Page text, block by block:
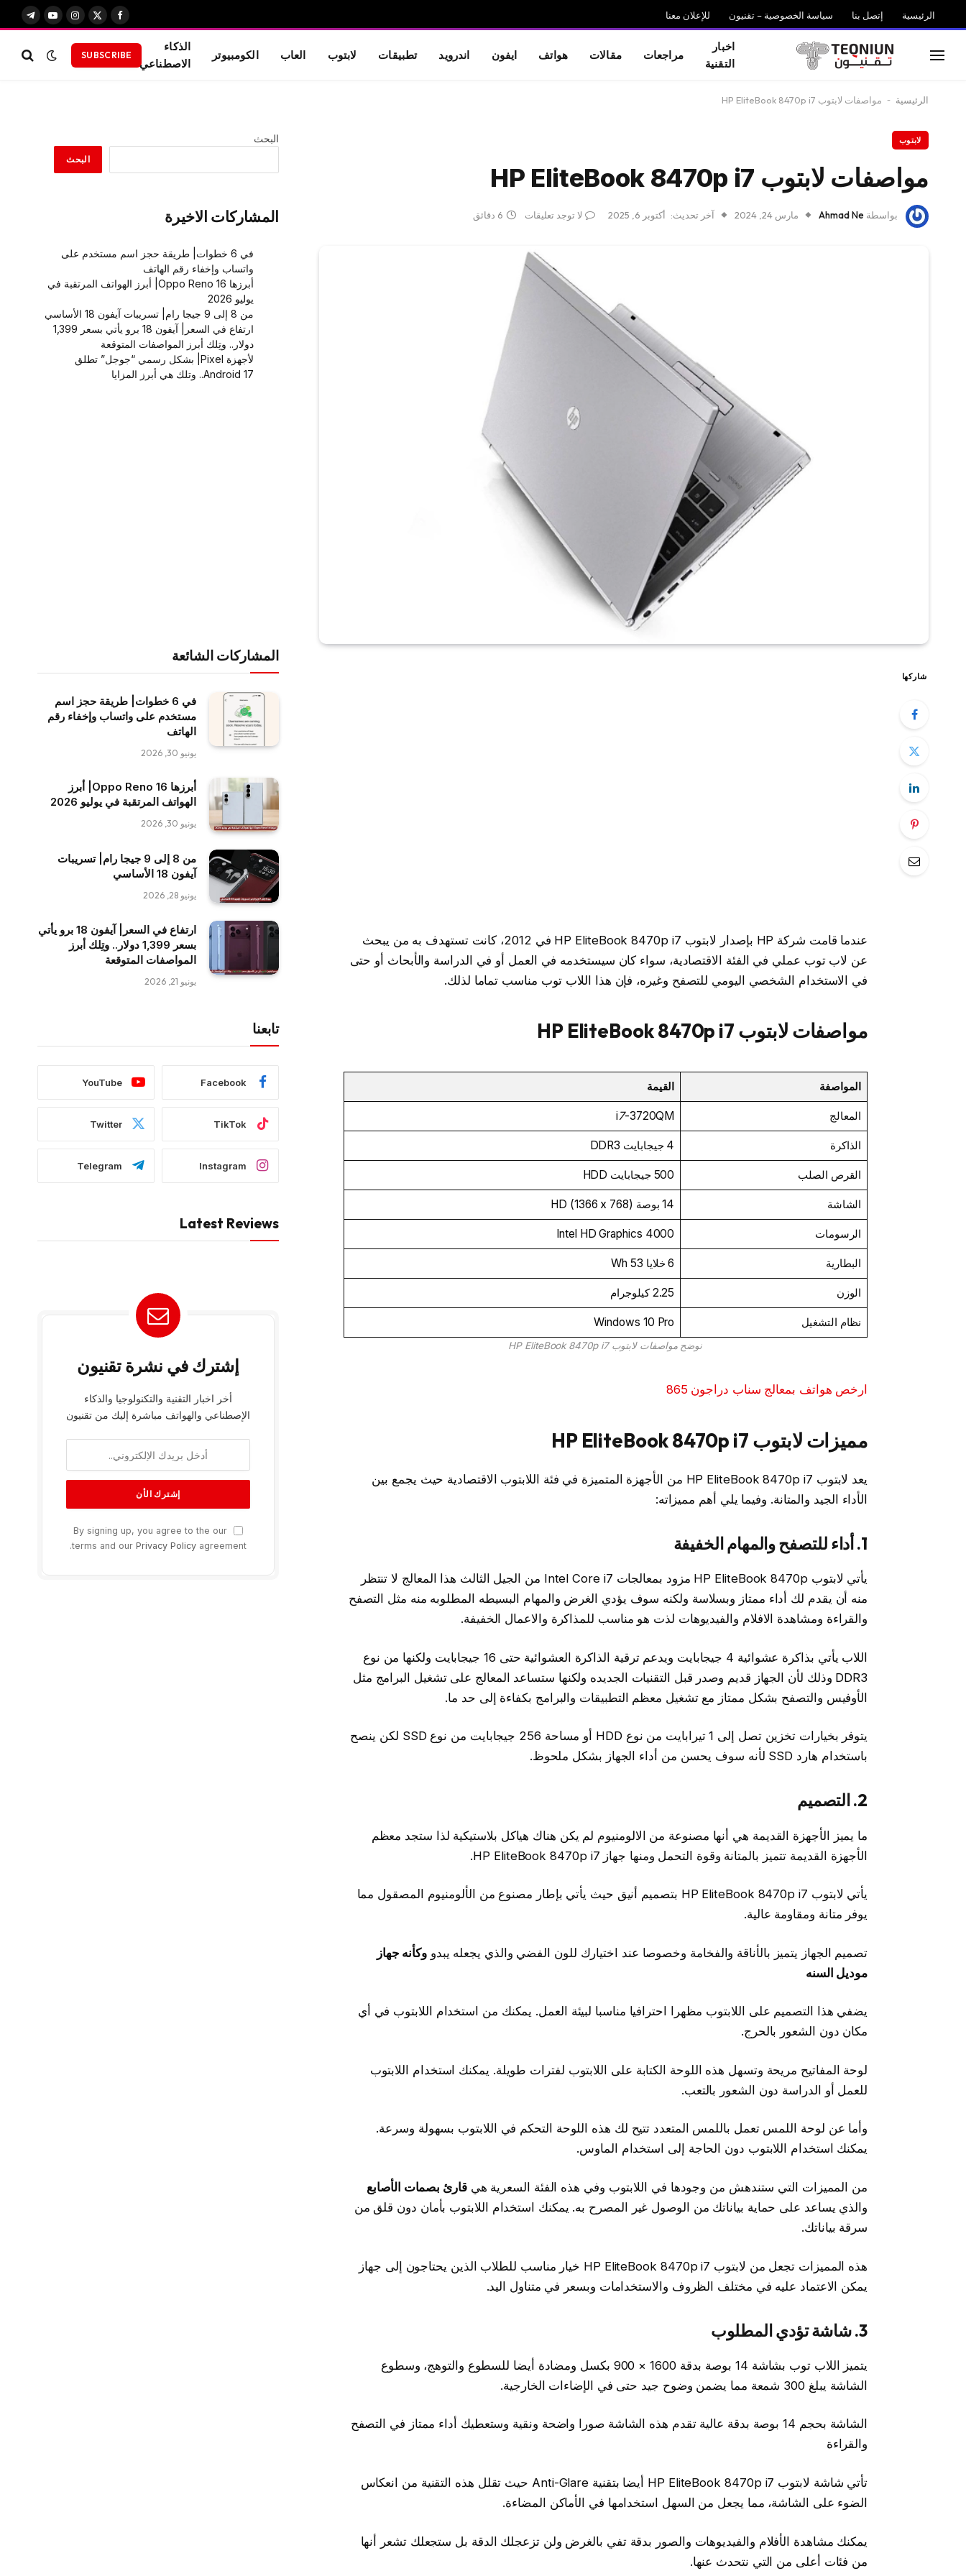
الرئيسية إتصل بنا سياسة الخصوصية – تقنيون للإعلان معنا
فيسبوك
X
الانستغرام
يوتيوبتيلقرام
اخبار
التقنية
مراجعات مقالات هواتف ايفون اندرويد تطبيقات لابتوب العاب الكومبيوتر
الذكاء
الاصطناعي
SUBSCRIBE
الرئيسية - مواصفات لابتوب HP EliteBook 8470p i7
لابتوب
مواصفات لابتوب HP EliteBook 8470p i7
بواسطة Ahmad Ne مارس 24, 2024 آخر تحديث: أكتوبر 6, 2025 لا توجد تعليقات 6 دقائق
شاركها
عندما قامت شركة HP بإصدار لابتوب HP EliteBook 8470p i7 في 2012، كانت تستهدف به من يبحث
عن لاب توب عملي في الفئة الاقتصادية، سواء كان سيستخدمه في العمل أو في الدراسة والأبحاث أو حتى
في الاستخدام الشخصي اليومي للتصفح وغيره، فإن هذا اللاب توب مناسب تماما لذلك.
مواصفات لابتوب HP EliteBook 8470p i7
المواصفة القيمة
المعالج i7-3720QM
الذاكرة 4 جيجابايت DDR3
القرص الصلب 500 جيجابايت HDD
الشاشة 14 بوصة HD (1366 x 768)
الرسومات Intel HD Graphics 4000
البطارية 6 خلايا 53 Wh
الوزن 2.25 كيلوجرام
نظام التشغيل Windows 10 Pro
نوضح مواصفات لابتوب HP EliteBook 8470p i7
ارخص هواتف بمعالج سناب دراجون 865
مميزات لابتوب HP EliteBook 8470p i7
يعد لابتوب HP EliteBook 8470p i7 من الأجهزة المتميزة في فئة اللابتوب الاقتصادية حيث يجمع بين
الأداء الجيد والمتانة. وفيما يلي أهم مميزاته:
1. أداء للتصفح والمهام الخفيفة
يأتي لابتوب HP EliteBook 8470p مزود بمعالجات Intel Core i7 من الجيل الثالث هذا المعالج لا تنتظر
منه أن يقدم لك أداء ممتاز وبسلاسة ولكنه سوف يؤدي الغرض والمهام البسيطه المطلوبه منه مثل التصفح
والقراءة ومشاهدة الافلام والفيديوهات لذت هو مناسب للمذاكرة والاعمال الخفيفة.
اللاب يأتي بذاكرة عشوائية 4 جيجابايت ويدعم ترقية الذاكرة العشوائية حتى 16 جيجابايت ولكنها من نوع
DDR3 وذلك لأن الجهاز قديم وصدر قبل التقنيات الجديده ولكنها ستساعد المعالج على تشغيل البرامج مثل
الأوفيس والتصفح بشكل ممتاز مع تشغيل معظم التطبيقات والبرامج بكفاءة إلى حد ما.
يتوفر بخيارات تخزين تصل إلى 1 تيرابايت من نوع HDD أو مساحة 256 جيجابايت من نوع SSD لكن ينصح
باستخدام هارد SSD لأنه سوف يحسن من أداء الجهاز بشكل ملحوظ.
2. التصميم
ما يميز الأجهزة القديمة هي أنها مصنوعة من الالومنيوم لم يكن هناك هياكل بلاستيكية لذا ستجد معظم
الأجهزة القديمة تتميز بالمتانة وقوة التحمل ومنها جهاز HP EliteBook 8470p i7.
يأتي لابتوب HP EliteBook 8470p i7 بتصميم أنيق حيث يأتي بإطار مصنوع من الألومنيوم المصقول مما
يوفر متانة ومقاومة عالية.
تصميم الجهاز يتميز بالأناقة والفخامة وخصوصا عند اختيارك للون الفضي والذي يجعله يبدووكأنه جهاز
موديل السنه
يضفي هذا التصميم على اللابتوب مظهرا احترافيا مناسبا لبيئة العمل. يمكنك من استخدام اللابتوب في أي
مكان دون الشعور بالحرج.
لوحة المفاتيح مريحة وتسهل هذه اللوحة الكتابة على اللابتوب لفترات طويلة. يمكنك استخدام اللابتوب
للعمل أو الدراسة دون الشعور بالتعب.
وأما عن لوحة اللمس تعمل باللمس المتعدد تتيح لك هذه اللوحة التحكم في اللابتوب بسهولة وسرعة.
يمكنك استخدام اللابتوب دون الحاجة إلى استخدام الماوس.
من المميزات التي ستندهش من وجودها في اللابتوب وفي هذه الفئة السعرية هيقارئ بصمات الأصابع
والذي يساعد على حماية بياناتك من الوصول غير المصرح به. يمكنك استخدام اللابتوب بأمان دون قلق من
سرقة بياناتك.
هذه المميزات تجعل من لابتوب HP EliteBook 8470p i7 خيار مناسب للطلاب الذين يحتاجون إلى جهاز
يمكن الاعتماد عليه في مختلف الظروف والاستخدامات وبسعر في متناول اليد.
3. شاشة تؤدي المطلوب
يتميز اللاب توب بشاشة 14 بوصة بدقة 1600 × 900 بكسل ومضادة أيضا للسطوع والتوهج، وسطوع
الشاشة يبلغ 300 شمعة مما يضمن وضوح جيد حتى في الإضاءات الخارجية.
الشاشة بحجم 14 بوصة بدقة عالية تقدم هذه الشاشة صورا واضحة ونقية وستعطيك أداء ممتاز في التصفح
والقراءة
تأتي شاشة لابتوب HP EliteBook 8470p i7 أيضا بتقنية Anti-Glare حيث تقلل هذه التقنية من انعكاس
الضوء على الشاشة، مما يجعل من السهل استخدامها في الأماكن المضاءة.
يمكنك مشاهدة الأفلام والفيديوهات والصور بدقة تفي بالغرض ولن تزعجلك الدقة بل ستجعلك تشعر أنها
من فئات أعلى من التي نتحدث عنها.
البحث
البحث
المشاركات الاخيرة
في 6 خطوات| طريقة حجز اسم مستخدم على
واتساب وإخفاء رقم الهاتف
أبرزها Oppo Reno 16| أبرز الهواتف المرتقبة في
يوليو 2026
من 8 إلى 9 جيجا رام| تسريبات آيفون 18 الأساسي
ارتفاع في السعر| آيفون 18 برو يأتي بسعر 1,399
دولار.. وتِلك أبرز المواصفات المتوقعة
لأجهزة Pixel| بشكل رسمي “جوجل” تطلق
Android 17.. وتلك هي أبرز المزايا
المشاركات الشائعة
في 6 خطوات| طريقة حجز اسم
مستخدم على واتساب وإخفاء رقم
الهاتف
يونيو 30, 2026
أبرزها Oppo Reno 16| أبرز
الهواتف المرتقبة في يوليو 2026
يونيو 30, 2026
من 8 إلى 9 جيجا رام| تسريبات
آيفون 18 الأساسي
يونيو 28, 2026
ارتفاع في السعر| آيفون 18 برو يأتي
بسعر 1,399 دولار.. وتِلك أبرز
المواصفات المتوقعة
يونيو 21, 2026
تابعنا
Facebook
YouTube
TikTok
Twitter
Instagram
Telegram
Latest Reviews
إشترك في نشرة تقنيون
أخر اخبار التقنية والتكنولوجيا والذكاء
الإصطناعي والهواتف مباشرة إليك من تقنيون
By signing up, you agree to the our
terms and our Privacy Policy agreement.